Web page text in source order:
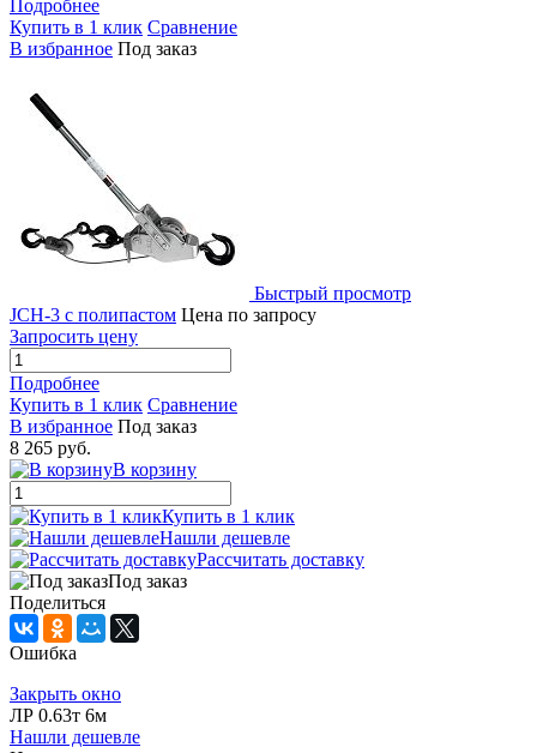
Подробнее
Купить в 1 клик Сравнение
В избранное Под заказ
Быстрый просмотр
JCH-3 с полипастом Цена по запросу
Запросить цену
Подробнее
Купить в 1 клик Сравнение
В избранное Под заказ
8 265 руб.
В корзину
Купить в 1 клик
Нашли дешевле
Рассчитать доставку
Под заказ
Поделиться
Ошибка
Закрыть окно
ЛР 0.63т 6м
Нашли дешевле